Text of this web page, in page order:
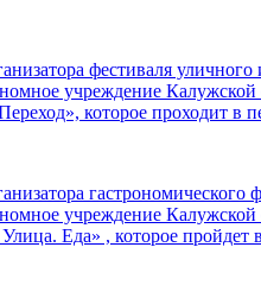
фестиваля уличного
учреждение
которое проходит в
учреждение
Еда» , которое пройдет